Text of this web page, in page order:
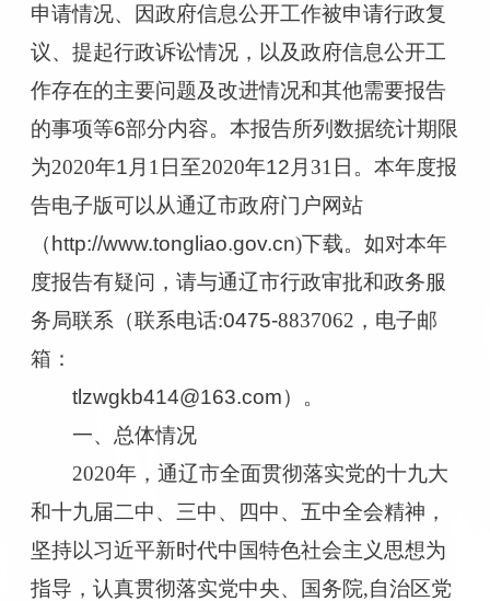
申请情况、因政府信息公开工作被申请行政复
议、 提起行政诉讼情况，以及政府信息公开工
作存在的主要问题及改进情况和其他需要报告
的事项等6部分内容。本报告所列数据统计期限
为2020年1 月 1 日至2020年12 月 31 日。本年度报
告电子版可以从通辽市政府门户网站
（http://www.tongliao.gov.cn)下载。如对本年
度报告有疑问，请与通辽市行政审批和政务服
务局联系（联系电话:0475-8837062 ， 电子邮
箱：
tlzwgkb414@163.com）。
一、 总体情况
2020年，通辽市全面贯彻落实党的十九大
和十九届二中、三中、四中、五中全会精神，
坚持以习近平新时代中国特色社会主义思想为
指导，认真贯彻落实党中央、国务院,自治区党